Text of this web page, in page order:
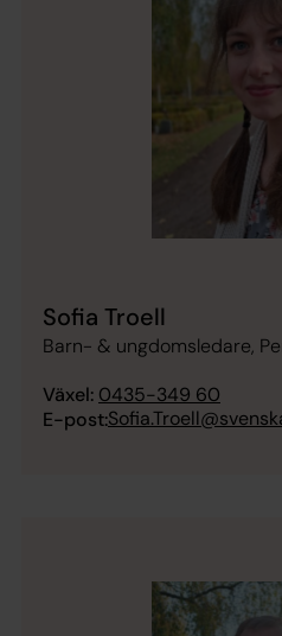
Sofia Troell
Barn- & ungdomsledare,
Växel: 0435-349 60
E-post: